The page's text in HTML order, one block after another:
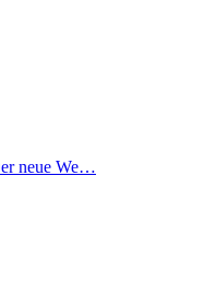
neue We…